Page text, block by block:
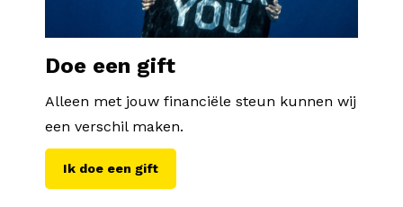
Doe een gift
Alleen met jouw financiële steun kunnen wij
een verschil maken.
Ik doe een gift